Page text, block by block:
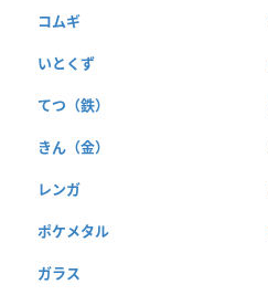
コムギ
いとくず
てつ（鉄）
きん（金）
レンガ
ポケメタル
ガラス